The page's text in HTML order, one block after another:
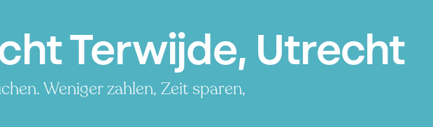
Terwijde, Utrecht
Weniger zahlen, Zeit sparen,